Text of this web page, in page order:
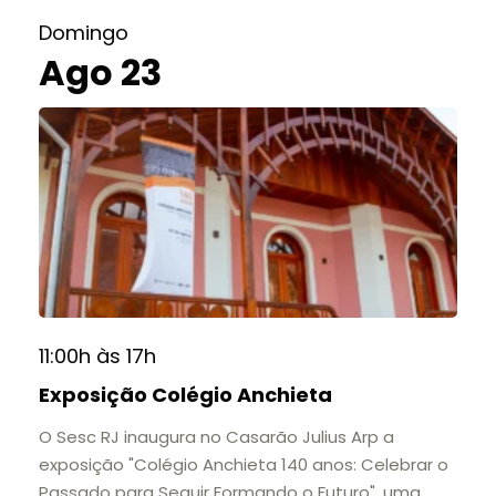
Domingo
Ago 23
11:00h às 17h
Exposição Colégio Anchieta
O Sesc RJ inaugura no Casarão Julius Arp a
exposição "Colégio Anchieta 140 anos: Celebrar o